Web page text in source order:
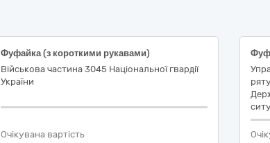
Фуфайка (з короткими рукавами)
Військова частина 3045 Національної гвардії
України
Очікувана вартість